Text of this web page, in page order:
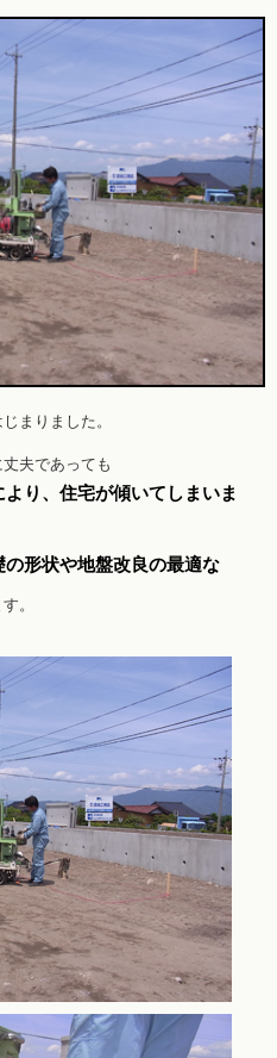
まりました。
夫であっても
り、住宅が傾いてしまいま
形状や地盤改良の最適な
。